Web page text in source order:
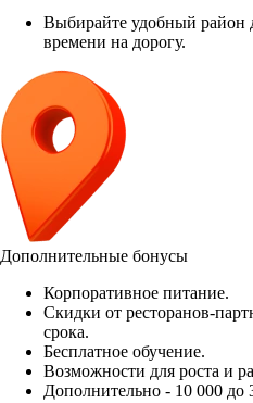
Выбирайте удобный район
времени на дорогу.
Дополнительные бонусы
Корпоративное питание.
Скидки от ресторанов-
срока.
Бесплатное обучение.
Возможности для роста и
Дополнительно - 10 000 до